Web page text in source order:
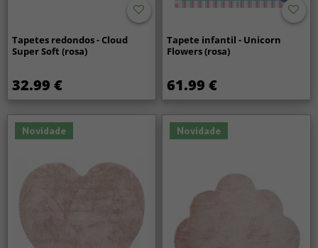
Tapetes redondos - Cloud
Super Soft (rosa)
32.99 €
Tapete infantil - Unicorn
Flowers (rosa)
61.99 €
Novidade Novidade